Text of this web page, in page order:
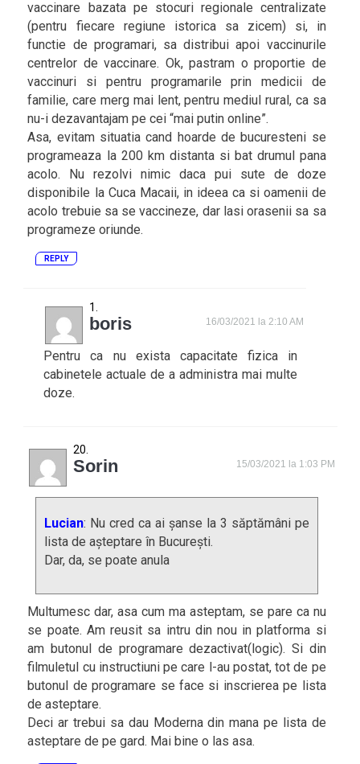
vaccinare bazata pe stocuri regionale centralizate
(pentru fiecare regiune istorica sa zicem) si, in
functie de programari, sa distribui apoi vaccinurile
centrelor de vaccinare. Ok, pastram o proportie de
vaccinuri si pentru programarile prin medicii de
familie, care merg mai lent, pentru mediul rural, ca sa
nu-i dezavantajam pe cei “mai putin online”.
Asa, evitam situatia cand hoarde de bucuresteni se
programeaza la 200 km distanta si bat drumul pana
acolo. Nu rezolvi nimic daca pui sute de doze
disponibile la Cuca Macaii, in ideea ca si oamenii de
acolo trebuie sa se vaccineze, dar lasi orasenii sa sa
programeze oriunde.
REPLY
boris 16/03/2021 la 2:10 AM
Pentru ca nu exista capacitate fizica in
cabinetele actuale de a administra mai multe
doze.
Sorin 15/03/2021 la 1:03 PM
Lucian: Nu cred ca ai șanse la 3 săptămâni pe
lista de așteptare în București.
Dar, da, se poate anula
Multumesc dar, asa cum ma asteptam, se pare ca nu
se poate. Am reusit sa intru din nou in platforma si
am butonul de programare dezactivat(logic). Si din
filmuletul cu instructiuni pe care l-au postat, tot de pe
butonul de programare se face si inscrierea pe lista
de asteptare.
Deci ar trebui sa dau Moderna din mana pe lista de
asteptare de pe gard. Mai bine o las asa.